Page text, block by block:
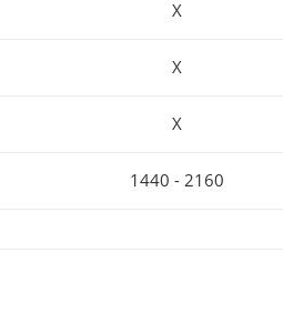
Х
Х
Х
1440 - 2160